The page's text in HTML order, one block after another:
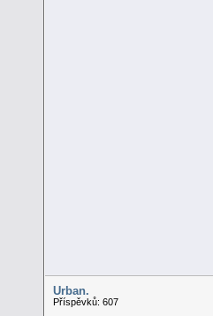
Urban.
Příspěvků: 607